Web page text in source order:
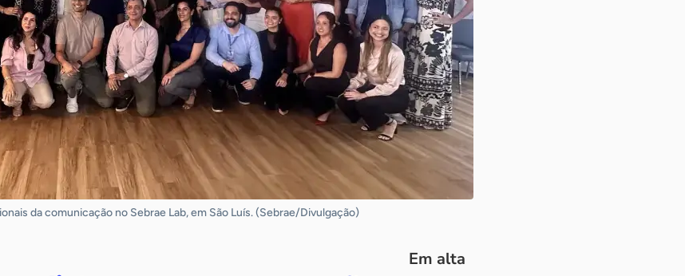
da comunicação no Sebrae Lab, em São Luís. (Sebrae/Divulgação)
Em alta